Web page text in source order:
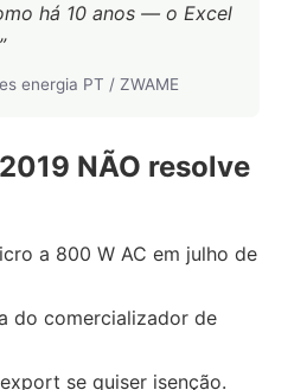
há 10 anos — o Excel
energia PT / ZWAME
NÃO resolve
a 800 W AC em julho de
do comercializador de
se quiser isenção.